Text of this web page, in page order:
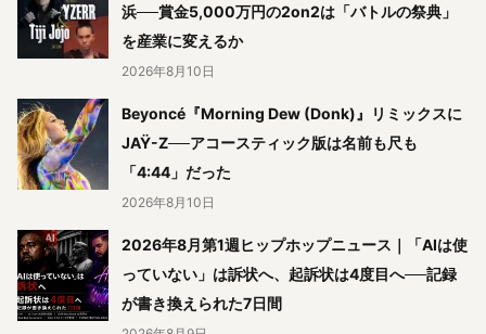
浜──賞金5,000万円の2on2は「バトルの祭典」
を産業に変えるか
2026年8月10日
Beyoncé『Morning Dew (Donk)』リミックスに
JAŸ-Z──アコースティック版は名前も尺も
「4:44」だった
2026年8月10日
2026年8月第1週ヒップホップニュース｜「AIは使
っていない」は訴状へ、起訴状は4度目へ──記録
が書き換えられた7日間